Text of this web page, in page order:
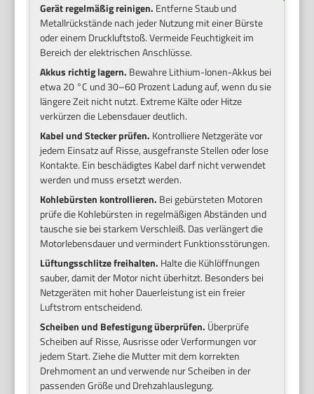
Gerät regelmäßig reinigen. Entferne Staub und
Metallrückstände nach jeder Nutzung mit einer Bürste
oder einem Druckluftstoß. Vermeide Feuchtigkeit im
Bereich der elektrischen Anschlüsse.
Akkus richtig lagern. Bewahre Lithium-Ionen-Akkus bei
etwa 20 °C und 30–60 Prozent Ladung auf, wenn du sie
längere Zeit nicht nutzt. Extreme Kälte oder Hitze
verkürzen die Lebensdauer deutlich.
Kabel und Stecker prüfen. Kontrolliere Netzgeräte vor
jedem Einsatz auf Risse, ausgefranste Stellen oder lose
Kontakte. Ein beschädigtes Kabel darf nicht verwendet
werden und muss ersetzt werden.
Kohlebürsten kontrollieren. Bei gebürsteten Motoren
prüfe die Kohlebürsten in regelmäßigen Abständen und
tausche sie bei starkem Verschleiß. Das verlängert die
Motorlebensdauer und vermindert Funktionsstörungen.
Lüftungsschlitze freihalten. Halte die Kühlöffnungen
sauber, damit der Motor nicht überhitzt. Besonders bei
Netzgeräten mit hoher Dauerleistung ist ein freier
Luftstrom entscheidend.
Scheiben und Befestigung überprüfen. Überprüfe
Scheiben auf Risse, Ausrisse oder Verformungen vor
jedem Start. Ziehe die Mutter mit dem korrekten
Drehmoment an und verwende nur Scheiben in der
passenden Größe und Drehzahlauslegung.